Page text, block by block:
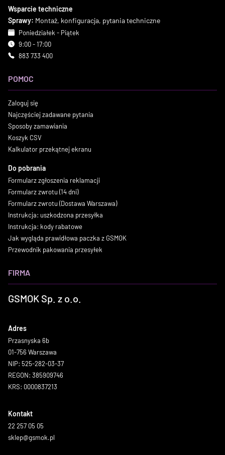
Wsparcie techniczne
Sprawy: Montaż, konfiguracja, pytania techniczne
Poniedziałek - Piątek
9:00 - 17:00
883 733 400
POMOC
Zaloguj się
Najczęściej zadawane pytania
Sposoby zamawiania
Koszyk CSV
Kalkulator przekątnej ekranu
Do pobrania
Formularz zgłoszenia reklamacji
Formularz zwrotu (14 dni)
Formularz zwrotu (Dostawa Warszawa)
Instrukcja: uszkodzona przesyłka
Instrukcja: kody rabatowe
Jak wygląda prawidłowa paczka z GSMOK
Przewodnik pakowania przesyłek
FIRMA
GSMOK Sp. z o.o.
Adres
Przasnyska 6b
01-756 Warszawa
NIP: 525-282-03-37
REGON: 385909746
KRS: 0000837213
Kontakt
22 257 05 05
sklep@gsmok.pl